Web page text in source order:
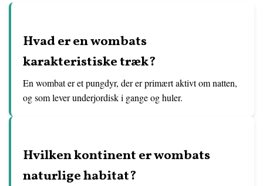
Hvad er en wombats
karakteristiske træk?
En wombat er et pungdyr, der er primært aktivt om natten,
og som lever underjordisk i gange og huler.
Hvilken kontinent er wombats
naturlige habitat?